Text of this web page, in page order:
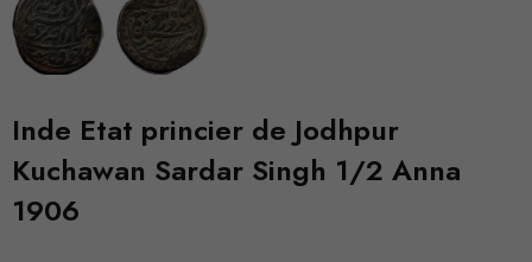
Inde Etat princier de Jodhpur
Kuchawan Sardar Singh 1/2 Anna
1906